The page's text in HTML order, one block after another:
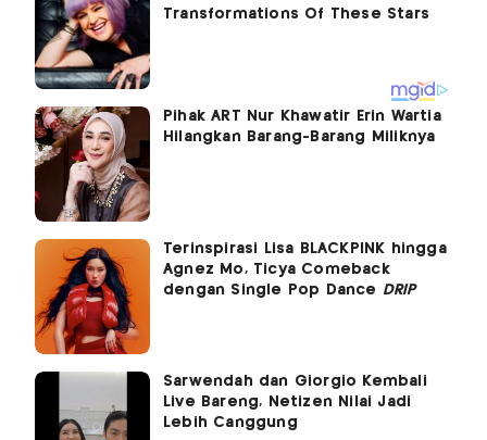
Pihak ART Nur Khawatir Erin Wartia
Hilangkan Barang-Barang Miliknya
Terinspirasi Lisa BLACKPINK hingga
Agnez Mo, Ticya Comeback
dengan Single Pop Dance DRIP
Sarwendah dan Giorgio Kembali
Live Bareng, Netizen Nilai Jadi
Lebih Canggung